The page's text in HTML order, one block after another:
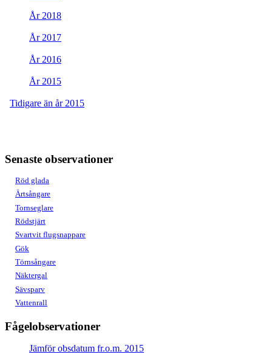
År 2018
År 2017
År 2016
År 2015
Tidigare än år 2015
Senaste observationer
Röd glada
Ärtsångare
Tornseglare
Rödstjärt
Svartvit flugsnappare
Gök
Törnsångare
Näktergal
Sävsparv
Vattenrall
Fågelobservationer
Jämför obsdatum fr.o.m. 2015